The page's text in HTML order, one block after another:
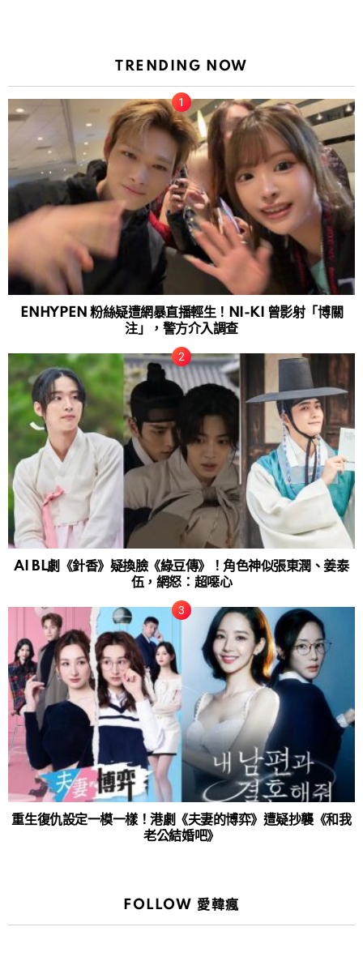
TRENDING NOW
ENHYPEN 粉絲疑遭網暴直播輕生！NI-KI 曾影射「博關
注」，警方介入調查
AI BL劇《針香》疑換臉《綠豆傳》！角色神似張東潤、姜泰
伍，網怒：超噁心
重生復仇設定一模一樣！港劇《夫妻的博弈》遭疑抄襲《和我
老公結婚吧》
FOLLOW 愛韓瘋